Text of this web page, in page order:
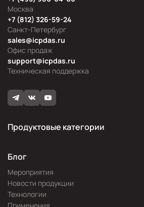
Москва
Офис продаж
sales@icpdas.ru
Санкт-Петербург
+7 (812) 326-59-24
Техническая поддержка
support@icpdas.ru
Продуктовые категории
Блог
Мероприятия
Новости продукции
Технологии